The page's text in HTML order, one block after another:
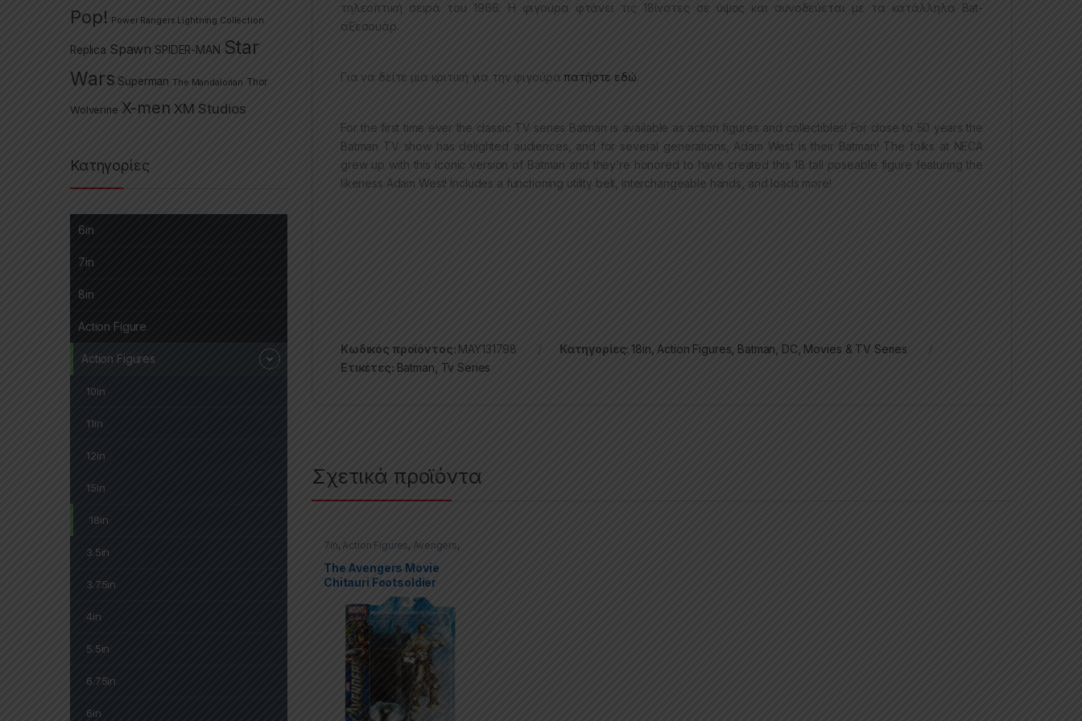
τηλεοπτική σειρά του 1966. Η φιγούρα φτάνει τις 18ίνστες σε ύψος και συνοδεύεται με τα κατάλληλα Bat-
αξεσουάρ.
Για να δείτε μια κριτική για την φιγούρα πατήστε εδώ.
For the first time ever the classic TV series Batman is available as action figures and collectibles! For close to 50 years the
Batman TV show has delighted audiences, and for several generations, Adam West is their Batman! The folks at NECA
grew up with this iconic version of Batman and they’re honored to have created this 18 tall poseable figure featuring the
likeness Adam West! Includes a functioning utility belt, interchangeable hands, and loads more!
Κωδικός προϊόντος: MAY131798 Κατηγορίες:18in Action Figures Batman DC Movies & TV Series
Ετικέτες: Batman Tv Series
Σχετικά προϊόντα
7in,Action Figures, Avengers,
Marvel Select
The Avengers Movie
Chitauri Footsoldier
Pop! Power Rangers Lightning Collection
Replica Spawn SPIDER-MAN Star
Wars Superman The Mandalorian Thor
Wolverine X-men XM Studios
Κατηγορίες
6in
7in
8in
Action Figure
Action Figures
10in
11in
12in
15in
18in
3.5in
3.75in
4in
5.5in
6.75in
6in